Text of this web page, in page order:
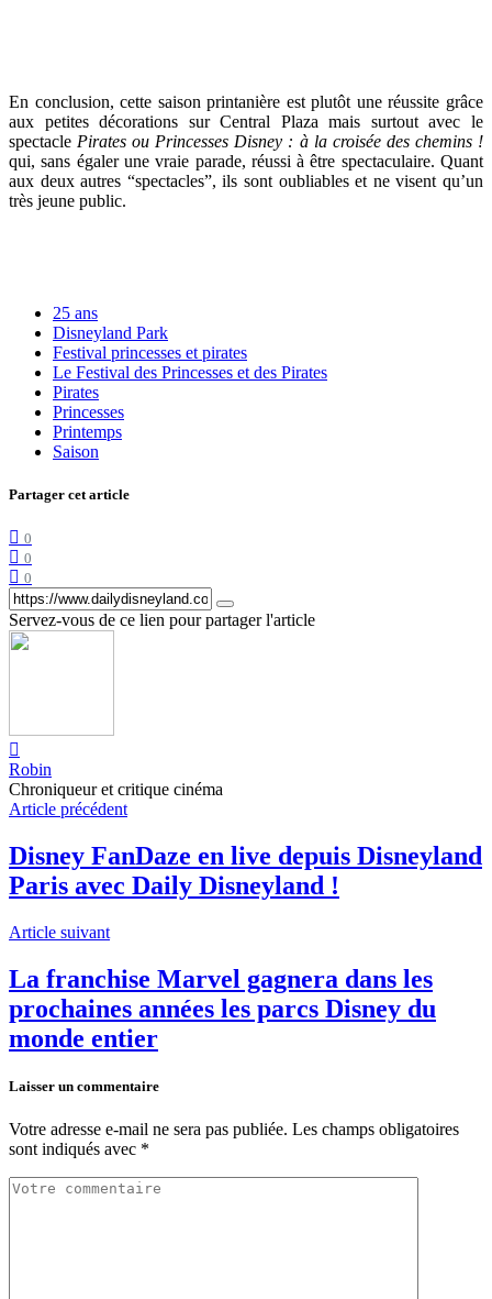
En conclusion, cette saison printanière est plutôt une réussite grâce
aux petites décorations sur Central Plaza mais surtout avec le
spectacle Pirates ou Princesses Disney : à la croisée des chemins !
qui, sans égaler une vraie parade, réussi à être spectaculaire. Quant
aux deux autres “spectacles”, ils sont oubliables et ne visent qu’un
très jeune public.
25 ans
Disneyland Park
Festival princesses et pirates
Le Festival des Princesses et des Pirates
Pirates
Princesses
Printemps
Saison
Partager cet article
0
0
0
Servez-vous de ce lien pour partager l'article
Robin
Chroniqueur et critique cinéma
Article précédent
Disney FanDaze en live depuis Disneyland
Paris avec Daily Disneyland !
Article suivant
La franchise Marvel gagnera dans les
prochaines années les parcs Disney du
monde entier
Laisser un commentaire
Votre adresse e-mail ne sera pas publiée. Les champs obligatoires
sont indiqués avec *